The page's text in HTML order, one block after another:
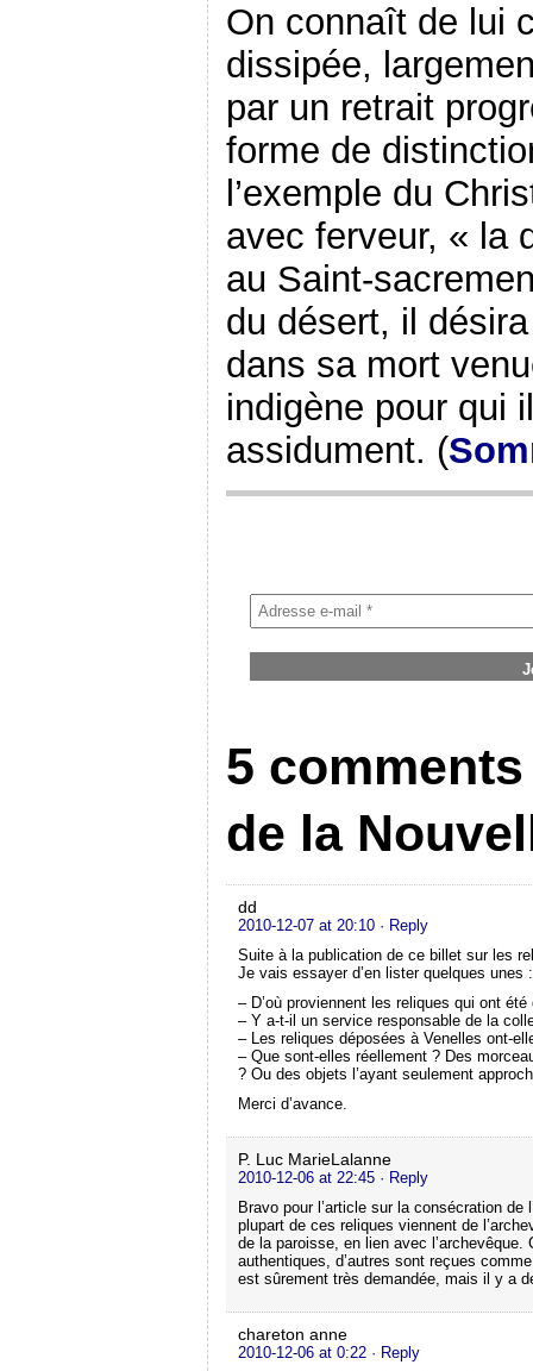
On connaît de lui
dissipée,
par un retrait
forme de
l’exemple du
avec ferveur, « la
au Saint-
du désert, il
dans sa mort
indigène pour qui
assidument. (
5
de la
dd
2010-12-07 at 20:10 · Reply
Suite à la publication de ce billet sur les
Je vais essayer d’en lister quelques unes :
– D’où proviennent les reliques qui ont été
– Y a-t-il un service responsable de la
– Les reliques déposées à Venelles ont-
– Que sont-elles réellement ? Des
? Ou des objets l’ayant seulement
Merci d’avance.
P. Luc MarieLalanne
2010-12-06 at 22:45 · Reply
Bravo pour l’article sur la consécration
plupart de ces reliques viennent de
de la paroisse, en lien avec
authentiques, d’autres sont reçues
est sûrement très demandée, mais il y a
chareton anne
2010-12-06 at 0:22 · Reply